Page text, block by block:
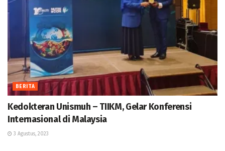
BERITA
Kedokteran Unismuh – TIIKM, Gelar Konferensi
Internasional di Malaysia
3 Agustus, 2023